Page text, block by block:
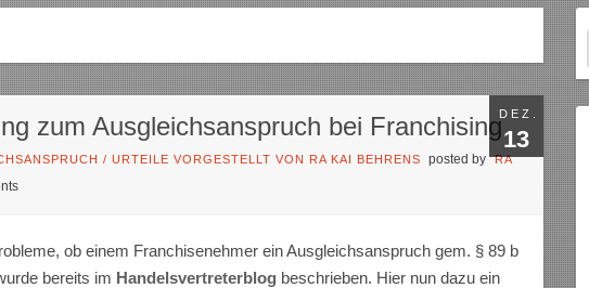
DEZ.
13
zum Ausgleichsanspruch bei Franchising
/ URTEILE VORGESTELLT VON RA KAI BEHRENS posted by RA
ob einem Franchisenehmer ein Ausgleichsanspruch gem. § 89 b
bereits im Handelsvertreterblog beschrieben. Hier nun dazu ein